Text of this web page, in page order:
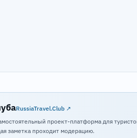
RussiaTravel.Club ↗
проект-платформа для
заметка проходит модерацию.